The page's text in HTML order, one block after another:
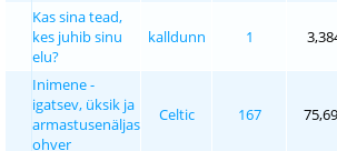
Kas sina tead,
kes juhib sinu
elu?
kalldunn 1
Inimene -
igatsev, üksik ja
armastusenäljas
ohver
Celtic 167